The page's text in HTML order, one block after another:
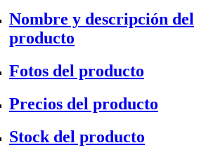
Nombre y descripción del
producto
Fotos del producto
Precios del producto
Stock del producto